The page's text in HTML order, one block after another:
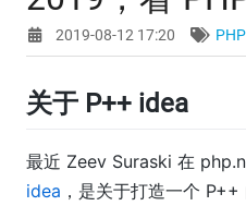
2019-08-12 17:20 PHP
关于 P++ idea
最近 Zeev Suraski 在
idea ，是关于打造一个 P++